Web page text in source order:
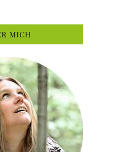
MICH